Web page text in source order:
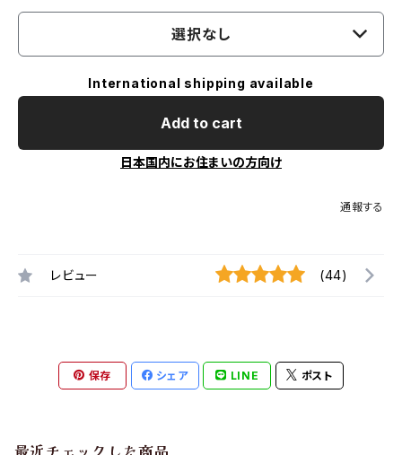
選択なし
International shipping available
Add to cart
日本国内にお住まいの方向け
通報する
レビュー (44)
保存 シェア LINE ポスト
最近チェックした商品